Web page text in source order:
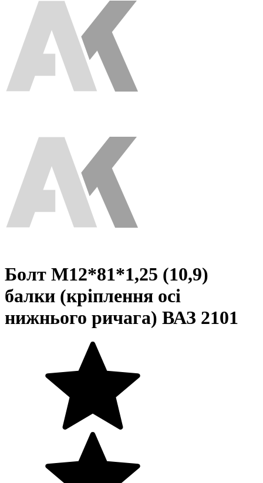
Болт М12*81*1,25 (10,9)
балки (кріплення осі
нижнього ричага) ВАЗ 2101